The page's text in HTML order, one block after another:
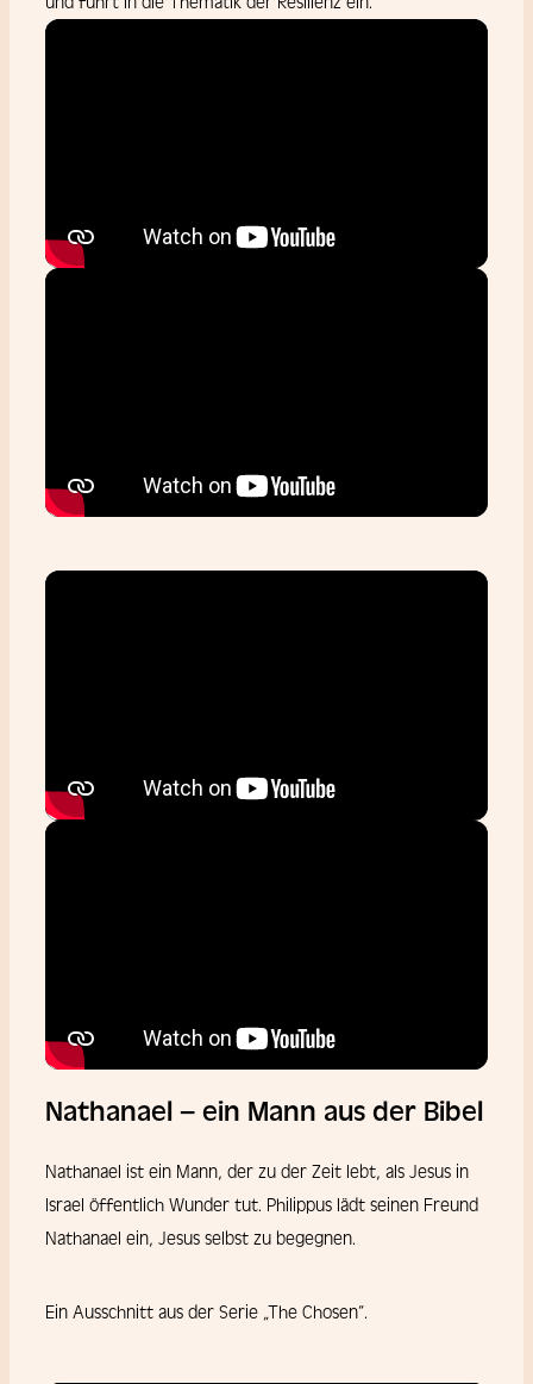
Nathanael – ein Mann aus der Bibel
Nathanael ist ein Mann, der zu der Zeit lebt, als Jesus in
Israel öffentlich Wunder tut. Philippus lädt seinen Freund
Nathanael ein, Jesus selbst zu begegnen.
Ein Ausschnitt aus der Serie „The Chosen“.